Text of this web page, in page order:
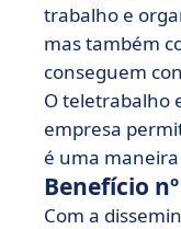
trabalho e
mas também
conseguem
O teletrabalho
empresa
é uma
Benefício
Com a